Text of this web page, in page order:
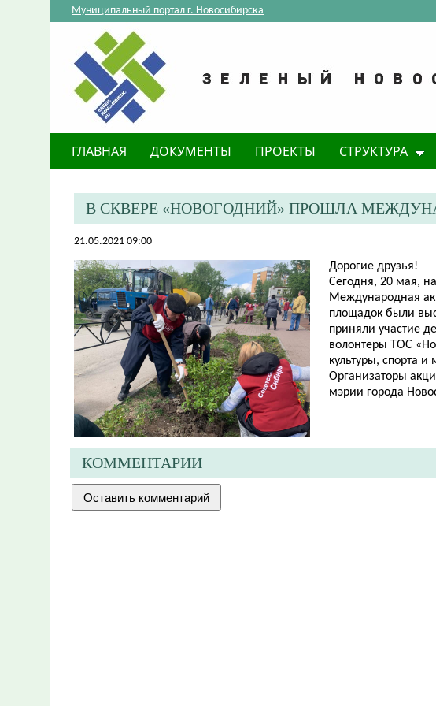
Муниципальный портал г. Новосибирска
ГЛАВНАЯ ДОКУМЕНТЫ ПРОЕКТЫ СТРУКТУРА
В СКВЕРЕ «НОВОГОДНИЙ» ПРОШЛА
21.05.2021 09:00
Дорогие друзья!
Сегодня, 20 мая,
Международная
площадок были
приняли участие
волонтеры ТОС
культуры, спорта
Организаторы
мэрии города
КОММЕНТАРИИ